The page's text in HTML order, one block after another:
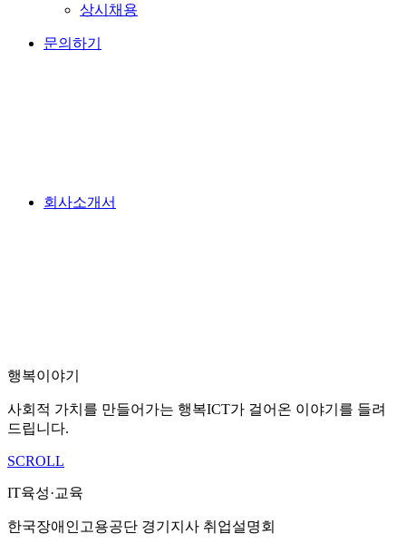
상시채용
문의하기
회사소개서
행복이야기
사회적 가치를 만들어가는 행복ICT가 걸어온 이야기를 들려
드립니다.
SCROLL
IT육성·교육
한국장애인고용공단 경기지사 취업설명회